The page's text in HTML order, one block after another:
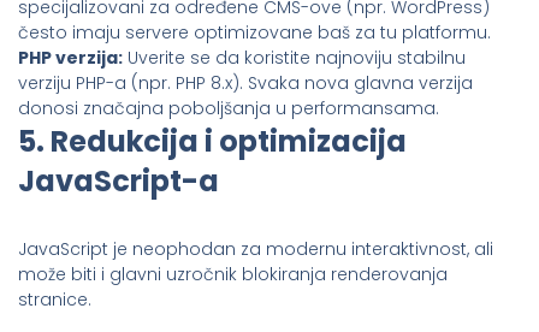
specijalizovani za određene CMS-ove (npr. WordPress)
često imaju servere optimizovane baš za tu platformu.
PHP verzija: Uverite se da koristite najnoviju stabilnu
verziju PHP-a (npr. PHP 8.x). Svaka nova glavna verzija
donosi značajna poboljšanja u performansama.
5. Redukcija i optimizacija
JavaScript-a
JavaScript je neophodan za modernu interaktivnost, ali
može biti i glavni uzročnik blokiranja renderovanja
stranice.